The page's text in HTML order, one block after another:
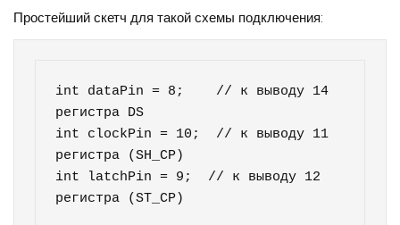
Простейший скетч для такой схемы подключения:
int dataPin = 8;    // к выводу 14
регистра DS
int clockPin = 10;  // к выводу 11
регистра (SH_CP)
int latchPin = 9;  // к выводу 12
регистра (ST_CP)